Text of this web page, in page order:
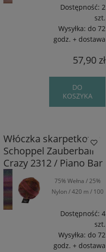
Dostępność: 2
szt.
Wysyłka: do 72
godz. + dostawa
57,90 zł
DO
KOSZYKA
Włóczka skarpetkowa
Schoppel Zauberball
Crazy 2312 / Piano Bar
75% Wełna / 25%
Nylon / 420 m / 100
Dostępność: 4
szt.
Wysyłka: do 72
godz. + dostawa